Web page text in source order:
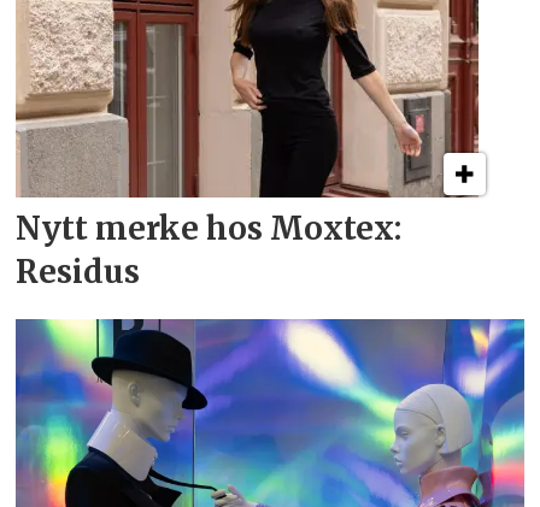
Nytt merke hos Moxtex:
Residus